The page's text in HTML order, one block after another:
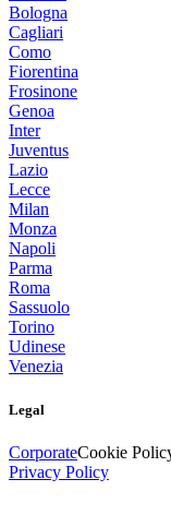
Bologna
Cagliari
Como
Fiorentina
Frosinone
Genoa
Inter
Juventus
Lazio
Lecce
Milan
Monza
Napoli
Parma
Roma
Sassuolo
Torino
Udinese
Venezia
Legal
CorporateCookie
Privacy Policy